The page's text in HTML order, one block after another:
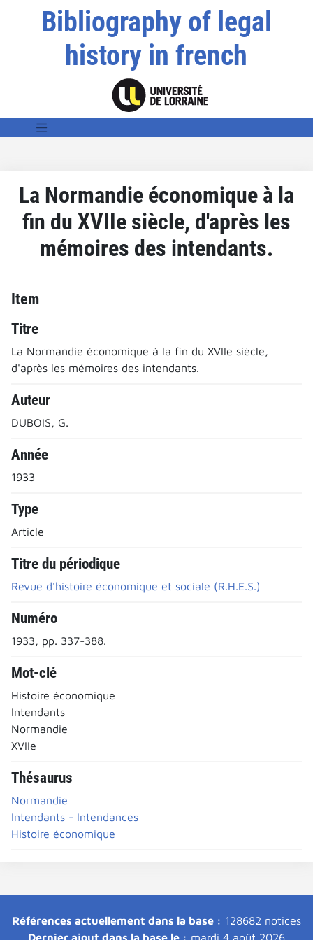
Bibliography of legal
history in french
La Normandie économique à la
fin du XVIIe siècle, d'après les
mémoires des intendants.
Item
Titre
La Normandie économique à la fin du XVIIe siècle,
d'après les mémoires des intendants.
Auteur
DUBOIS, G.
Année
1933
Type
Article
Titre du périodique
Revue d'histoire économique et sociale (R.H.E.S.)
Numéro
1933, pp. 337-388.
Mot-clé
Histoire économique
Intendants
Normandie
XVIIe
Thésaurus
Normandie
Intendants - Intendances
Histoire économique
Références actuellement dans la base : 128682 notices
Dernier ajout dans la base le : mardi 4 août 2026